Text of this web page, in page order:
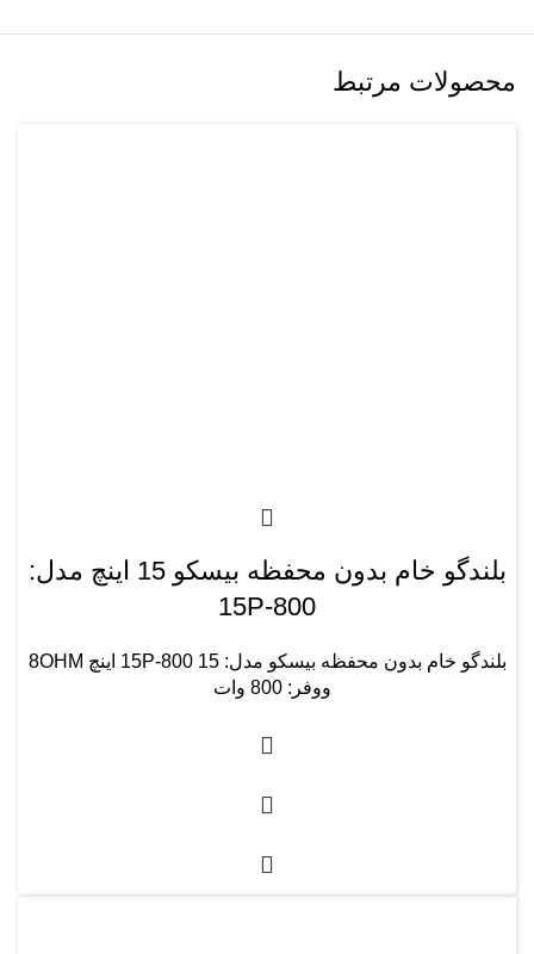
محصولات مرتبط
بلندگو خام بدون محفظه بیسکو 15 اینچ مدل:
15P-800
بلندگو خام بدون محفظه بیسکو مدل: 15P-800 15 اینچ 8OHM
ووفر: 800 وات